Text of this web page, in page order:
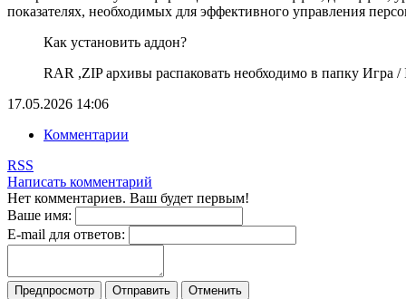
показателях, необходимых для эффективного управления
Как установить аддон?
RAR ,ZIP архивы распаковать необходимо в папку Игра /
17.05.2026 14:06
Комментарии
RSS
Написать комментарий
Нет комментариев. Ваш будет первым!
Ваше имя:
E-mail для ответов:
Предпросмотр Отправить Отменить